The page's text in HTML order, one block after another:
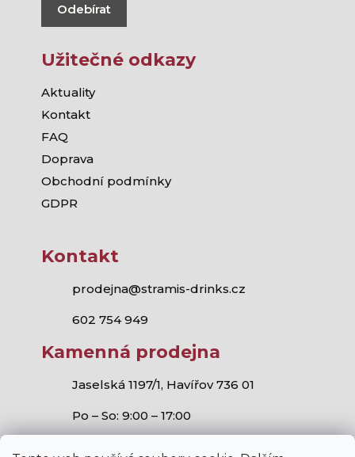
Odebírat
Užitečné odkazy
Aktuality
Kontakt
FAQ
Doprava
Obchodní podmínky
GDPR
Kontakt
prodejna@stramis-drinks.cz
602 754 949
Kamenná prodejna
Jaselská 1197/1, Havířov 736 01
Po – So: 9:00 – 17:00